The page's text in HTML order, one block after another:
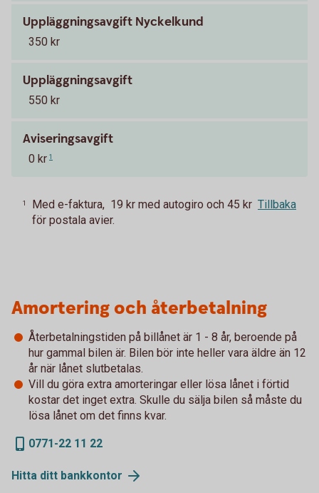
Uppläggningsavgift Nyckelkund
350 kr
Uppläggningsavgift
550 kr
Aviseringsavgift
0 kr 1
1
Med e-faktura, 19 kr med autogiro och 45 kr
för postala avier.
Tillbaka
Amortering och återbetalning
Återbetalningstiden på billånet är 1 - 8 år, beroende på
hur gammal bilen är. Bilen bör inte heller vara äldre än 12
år när lånet slutbetalas.
Vill du göra extra amorteringar eller lösa lånet i förtid
kostar det inget extra. Skulle du sälja bilen så måste du
lösa lånet om det finns kvar.
0771-22 11 22
Hitta ditt bankkontor